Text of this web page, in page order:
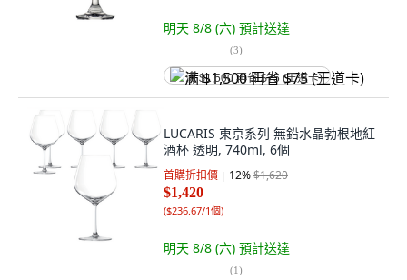
明天 8/8 (六) 預計送達
(3)
满 $1,500 再省 $75 (王道卡)
LUCARIS 東京系列 無鉛水晶勃根地紅
酒杯 透明, 740ml, 6個
首購折扣價 12%$1,620
$1,420
($236.67/1個)
明天 8/8 (六) 預計送達
(1)